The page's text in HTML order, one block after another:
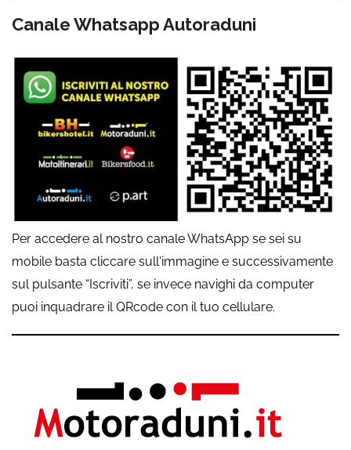
Canale Whatsapp Autoraduni
Per accedere al nostro canale WhatsApp se sei su
mobile basta cliccare sull'immagine e successivamente
sul pulsante “Iscriviti”, se invece navighi da computer
puoi inquadrare il QRcode con il tuo cellulare.